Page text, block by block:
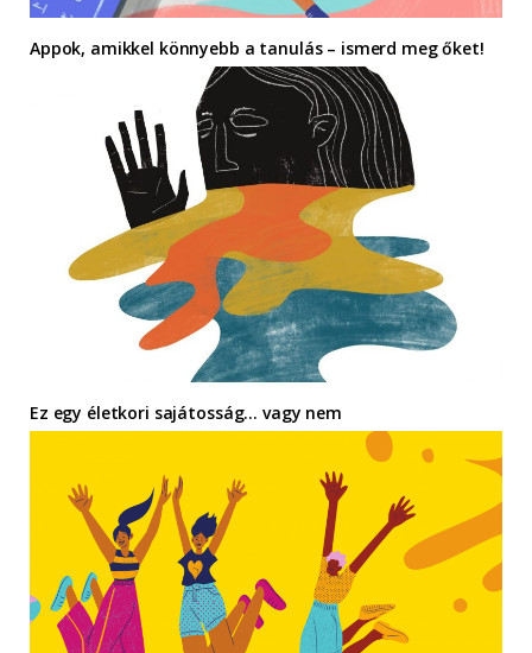
Appok, amikkel könnyebb a tanulás – ismerd meg őket!
Ez egy életkori sajátosság… vagy nem